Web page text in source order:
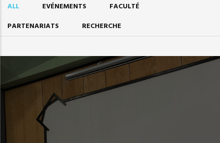
ALL EVÉNEMENTS
FACULTÉ
PARTENARIATS
RECHERCHE